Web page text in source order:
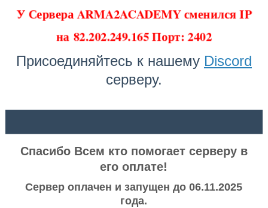
У Сервера ARMA2ACADEMY сменился IP
на 82.202.249.165 Порт: 2402
Присоединяйтесь к нашему Discord
серверу.
Спасибо Всем кто помогает серверу в
его оплате!
Сервер оплачен и запущен до 06.11.2025
года.